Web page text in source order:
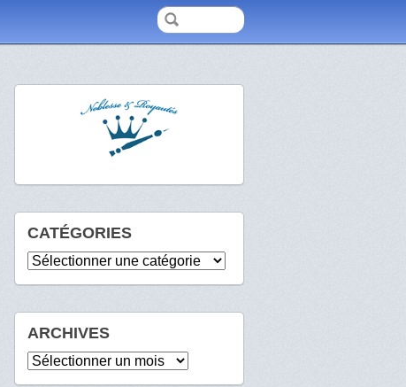
CATÉGORIES
Catégories
ARCHIVES
Archives